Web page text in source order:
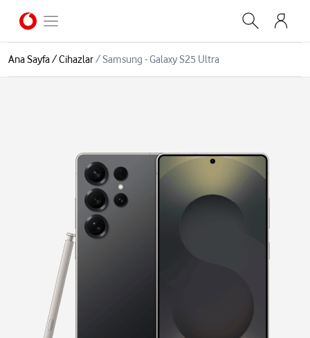
Ana Sayfa/Cihazlar/Samsung - Galaxy S25 Ultra